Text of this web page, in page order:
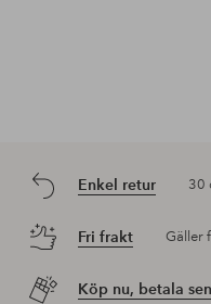
Enkel retur 30
Fri frakt Gäller
Köp nu, betala sen